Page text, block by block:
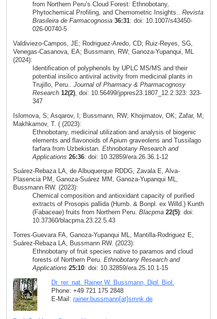
from Northern Peru’s Cloud Forest: Ethnobotany,
Phytochemical Profiling, and Chemometric Insights.. Revista
Brasileira de Farmacognosia 36:31: doi: 10.1007/s43450-
026-00740-5
Valdiviezo-Campos, JE; Rodriguez-Aredo, CD; Ruiz-Reyes, SG,
Venegas-Casanova, EA; Bussmann, RW; Ganoza-Yupanqui, ML
(2024):
Identification of polyphenols by UPLC MS/MS and their
potential insilico antiviral activity from medicinal plants in
Trujillo, Peru.. Journal of Pharmacy & Pharmacognosy
Research 12(2), doi: 10.56499/jppres23.1807_12.2.323: 323-
347
Islomova, S; Asqarov, I; Bussmann, RW; Khojimatov, OK; Zafar, M;
Makhkamov, T. ( (2023):
Ethnobotany, medicinal utilization and analysis of biogenic
elements and flavonoids of Apium graveolens and Tussilago
farfara from Uzbekistan. Ethnobotany Research and
Applications 26:36: doi: 10.32859/era.26.36.1-12
Suárez-Rebaza LA, de Albuquerque RDDG, Zavala E, Alva-
Plasencia PM, Ganoza-Suárez MM, Ganoza-Yupanqui ML,
Bussmann RW. (2023):
Chemical composition and antioxidant capacity of purified
extracts of Prosopis pallida (Humb. & Bonpl. ex Willd.) Kunth
(Fabaceae) fruits from Northern Peru. Blacpma 22(5): doi:
10.37360/blacpma.23.22.5.43
Torres-Guevara FA, Ganoza-Yupanqui ML, Mantilla-Rodriguez E,
Suárez-Rebaza LA, Bussmann RW. (2023):
Ethnobotany of fruit species native to paramos and cloud
forests of Northern Peru. Ethnobotany Research and
Applications 25:10: doi: 10.32859/era.25.10.1-15
Dr. rer. nat. Rainer W. Bussmann, Dipl. Biol.
Phone: +49 721 175 2848
E-Mail: rainer.bussmann[at]smnk de